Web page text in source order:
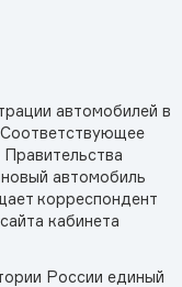
автомобилей в
Соответствующее
автомобиль
корреспондент
кабинета
России единый